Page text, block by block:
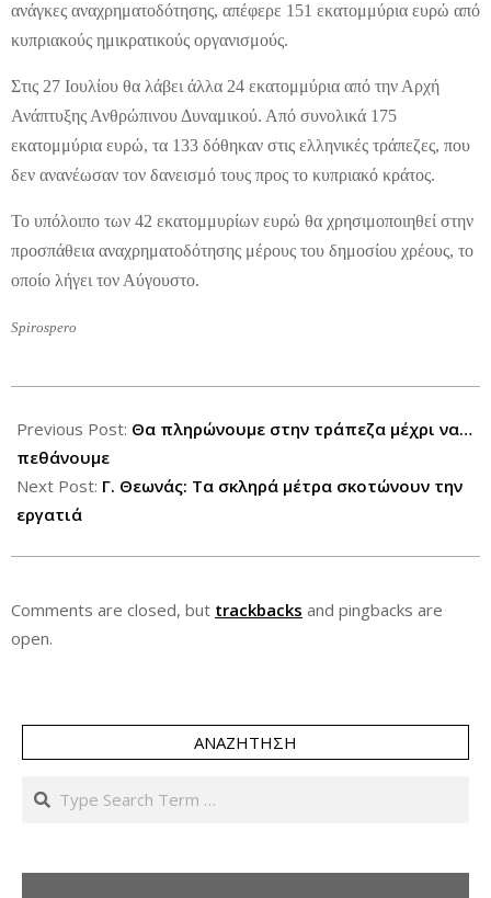
ανάγκες αναχρηματοδότησης, απέφερε 151 εκατομμύρια ευρώ από
κυπριακούς ημικρατικούς οργανισμούς.
Στις 27 Ιουλίου θα λάβει άλλα 24 εκατομμύρια από την Αρχή
Ανάπτυξης Ανθρώπινου Δυναμικού. Από συνολικά 175
εκατομμύρια ευρώ, τα 133 δόθηκαν στις ελληνικές τράπεζες, που
δεν ανανέωσαν τον δανεισμό τους προς το κυπριακό κράτος.
Το υπόλοιπο των 42 εκατομμυρίων ευρώ θα χρησιμοποιηθεί στην
προσπάθεια αναχρηματοδότησης μέρους του δημοσίου χρέους, το
οποίο λήγει τον Αύγουστο.
Spirospero
07-
17
Previous Post: Θα πληρώνουμε στην τράπεζα μέχρι να…
πεθάνουμε
Next Post: Γ. Θεωνάς: Τα σκληρά μέτρα σκοτώνουν την
εργατιά
Comments are closed, but trackbacks and pingbacks are
open.
ΑΝΑΖΉΤΗΣΗ
Search